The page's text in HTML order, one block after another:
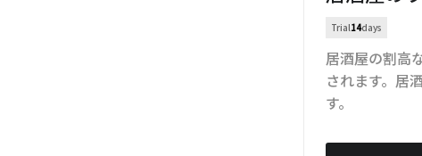
Trial14days
居酒屋の割高
されます。居
す。